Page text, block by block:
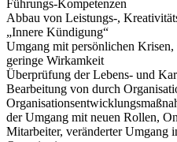
Führungs-Kompetenzen
Abbau von Leistungs-,
„Innere Kündigung“
Umgang mit persönlichen Krisen,
geringe Wirkamkeit
Überprüfung der Lebens- und
Bearbeitung von durch
der Umgang mit neuen Rollen,
Mitarbeiter, veränderter Umgang